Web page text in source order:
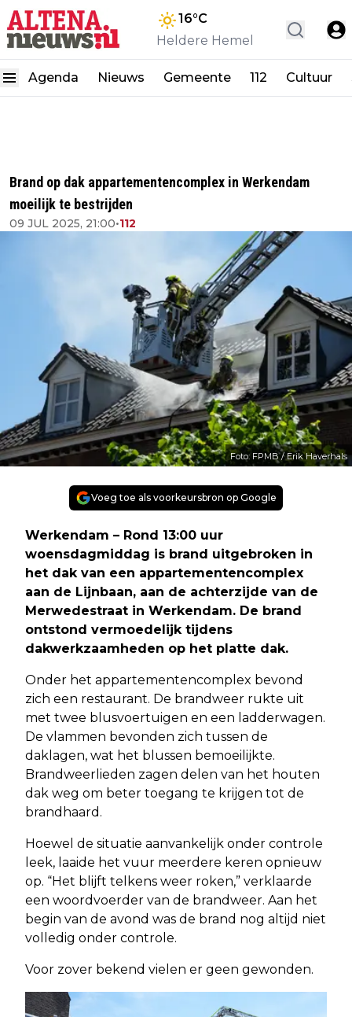
16°C
Heldere Hemel
Agenda Nieuws Gemeente 112 Cultuur
Brand op dak appartementencomplex in Werkendam
moeilijk te bestrijden
09 JUL 2025, 21:00•112
Foto: FPMB / Erik Haverhals
Voeg toe als voorkeursbron op Google
Werkendam – Rond 13:00 uur
woensdagmiddag is brand uitgebroken in
het dak van een appartementencomplex
aan de Lijnbaan, aan de achterzijde van de
Merwedestraat in Werkendam. De brand
ontstond vermoedelijk tijdens
dakwerkzaamheden op het platte dak.
Onder het appartementencomplex bevond
zich een restaurant. De brandweer rukte uit
met twee blusvoertuigen en een ladderwagen.
De vlammen bevonden zich tussen de
daklagen, wat het blussen bemoeilijkte.
Brandweerlieden zagen delen van het houten
dak weg om beter toegang te krijgen tot de
brandhaard.
Hoewel de situatie aanvankelijk onder controle
leek, laaide het vuur meerdere keren opnieuw
op. “Het blijft telkens weer roken,” verklaarde
een woordvoerder van de brandweer. Aan het
begin van de avond was de brand nog altijd niet
volledig onder controle.
Voor zover bekend vielen er geen gewonden.